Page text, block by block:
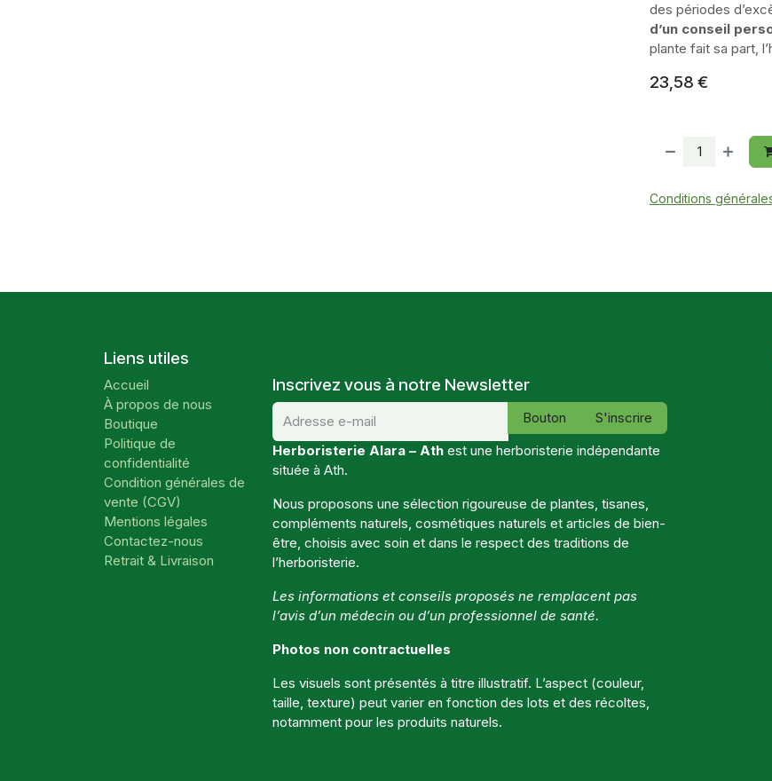
des périodes
d’un conseil
plante fait sa part,
23,58 €
Conditions
Liens utiles
Accueil
À propos de nous
Boutique
Politique de
confidentialité
Condition générales de
vente (CGV)
Mentions légales
Contactez-nous
Retrait & Livraison
Inscrivez vous à notre Newsletter
Bouton
S'inscrire
Herboristerie Alara – Ath est une herboristerie indépendante
située à Ath.
Nous proposons une sélection rigoureuse de plantes, tisanes,
compléments naturels, cosmétiques naturels et articles de bien-
être, choisis avec soin et dans le respect des traditions de
l’herboristerie.
Les informations et conseils proposés ne remplacent pas
l’avis d’un médecin ou d’un professionnel de santé.
Photos non contractuelles
Les visuels sont présentés à titre illustratif. L’aspect (couleur,
taille, texture) peut varier en fonction des lots et des récoltes,
notamment pour les produits naturels.